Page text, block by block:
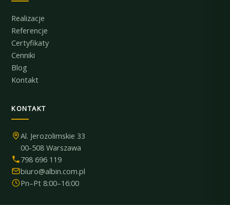
Realizacje
Referencje
Certyfikaty
Cenniki
Blog
Kontakt
KONTAKT
Al. Jerozolimskie 33
00-508 Warszawa
798 696 119
biuro@albin.com.pl
Pn–Pt 8:00–16:00